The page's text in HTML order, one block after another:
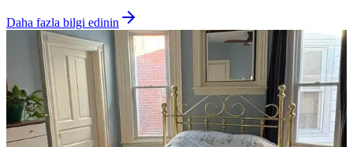
Daha fazla bilgi edinin